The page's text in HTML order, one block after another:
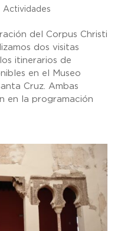
Actividades
del Corpus Christi
dos visitas
itinerarios de
en el Museo
Cruz. Ambas
en la programación